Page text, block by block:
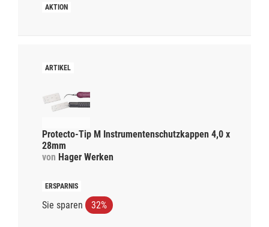
Protecto-Tip M Instrumentenschutzkappen 4,0 x
28mm
von Hager Werken
Sie sparen 32%